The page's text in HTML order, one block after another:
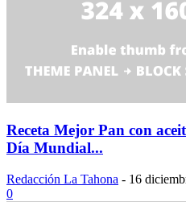
Receta Mejor Pan con
Día Mundial...
Redacción La Tahona - 16
0